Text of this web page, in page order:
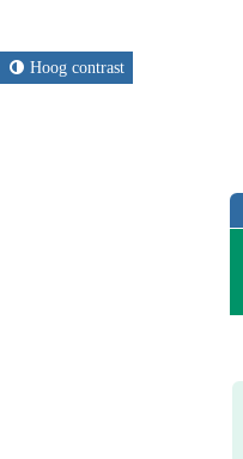
Hoog contrast